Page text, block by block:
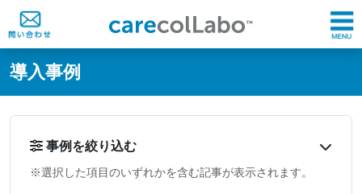
@ -0,0 +1,60 @@
導入事例
事例を絞り込む
※選択した項目のいずれかを含む記事が表示されます。